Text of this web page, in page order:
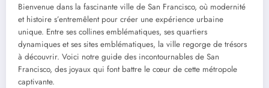
Bienvenue dans la fascinante ville de San Francisco, où modernité
et histoire s’entremêlent pour créer une expérience urbaine
unique. Entre ses collines emblématiques, ses quartiers
dynamiques et ses sites emblématiques, la ville regorge de trésors
à découvrir. Voici notre guide des incontournables de San
Francisco, des joyaux qui font battre le cœur de cette métropole
captivante.